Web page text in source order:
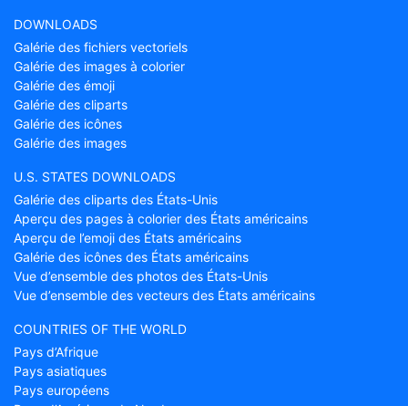
DOWNLOADS
Galérie des fichiers vectoriels
Galérie des images à colorier
Galérie des émoji
Galérie des cliparts
Galérie des icônes
Galérie des images
U.S. STATES DOWNLOADS
Galérie des cliparts des États-Unis
Aperçu des pages à colorier des États américains
Aperçu de l’emoji des États américains
Galérie des icônes des États américains
Vue d’ensemble des photos des États-Unis
Vue d’ensemble des vecteurs des États américains
COUNTRIES OF THE WORLD
Pays d’Afrique
Pays asiatiques
Pays européens